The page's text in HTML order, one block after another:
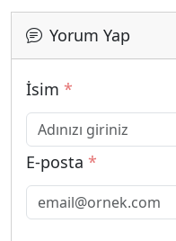
Yorum Yap
İsim *
E-posta *